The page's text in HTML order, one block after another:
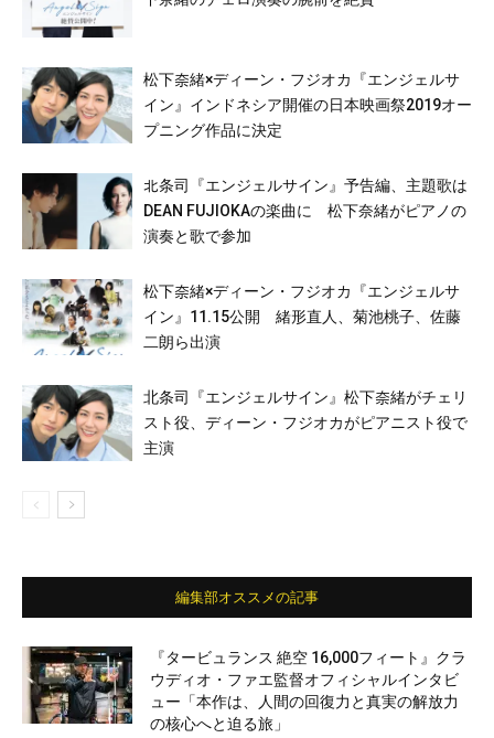
松下奈緒×ディーン・フジオカ『エンジェルサ
イン』インドネシア開催の日本映画祭2019オー
プニング作品に決定
北条司『エンジェルサイン』予告編、主題歌は
DEAN FUJIOKAの楽曲に 松下奈緒がピアノの
演奏と歌で参加
松下奈緒×ディーン・フジオカ『エンジェルサ
イン』11.15公開 緒形直人、菊池桃子、佐藤
二朗ら出演
北条司『エンジェルサイン』松下奈緒がチェリ
スト役、ディーン・フジオカがピアニスト役で
主演
編集部オススメの記事
『タービュランス 絶空 16,000フィート』クラ
ウディオ・ファエ監督オフィシャルインタビ
ュー「本作は、人間の回復力と真実の解放力
の核心へと迫る旅」